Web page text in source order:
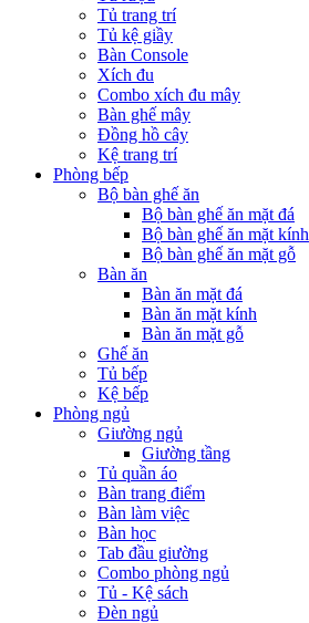
Tủ trang trí
Tủ kệ giầy
Bàn Console
Xích đu
Combo xích đu mây
Bàn ghế mây
Đồng hồ cây
Kệ trang trí
Phòng bếp
Bộ bàn ghế ăn
Bộ bàn ghế ăn mặt đá
Bộ bàn ghế ăn mặt kính
Bộ bàn ghế ăn mặt gỗ
Bàn ăn
Bàn ăn mặt đá
Bàn ăn mặt kính
Bàn ăn mặt gỗ
Ghế ăn
Tủ bếp
Kệ bếp
Phòng ngủ
Giường ngủ
Giường tầng
Tủ quần áo
Bàn trang điểm
Bàn làm việc
Bàn học
Tab đầu giường
Combo phòng ngủ
Tủ - Kệ sách
Đèn ngủ